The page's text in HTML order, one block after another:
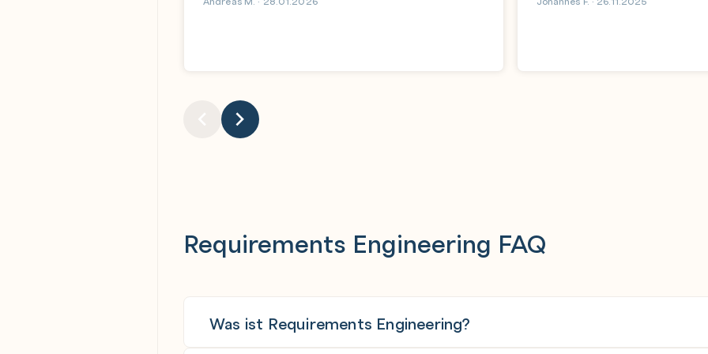
Requirements Engineering FAQ
Was ist Requirements Engineering?